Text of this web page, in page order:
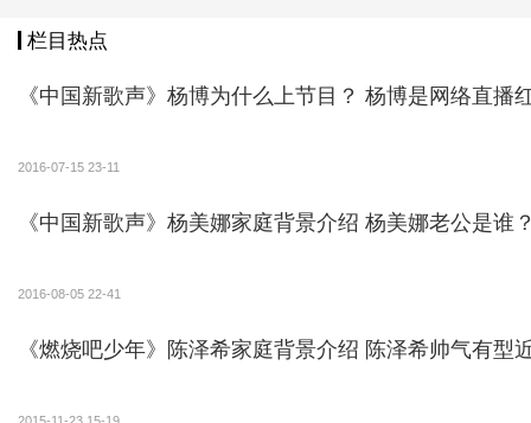
据悉，自《极限挑战》开播以来，黄渤、孙红雷、
栏目热点
《中国新歌声》杨博为什么上节目？ 杨博是
2016-07-15 23-11
《中国新歌声》杨美娜家庭背景介绍 杨美娜老公是
2016-08-05 22-41
《燃烧吧少年》陈泽希家庭背景介绍 陈泽